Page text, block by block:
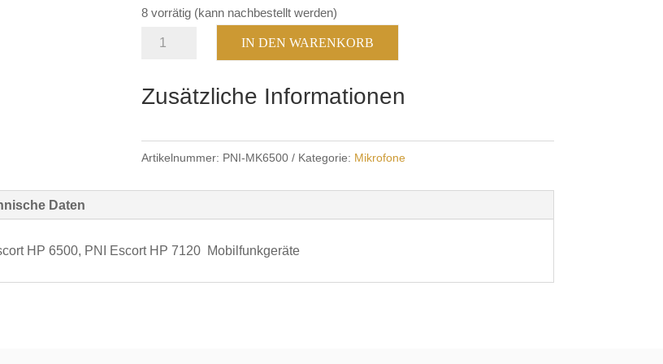
8 vorrätig (kann nachbestellt werden)
PNI
Ersatzmikrofon
&
Menge
IN DEN WARENKORB
Zusätzliche Informationen
Artikelnummer: PNI-MK6500 Kategorie: Mikrofone
Daten
HP 6500, PNI Escort HP 7120 Mobilfunkgeräte